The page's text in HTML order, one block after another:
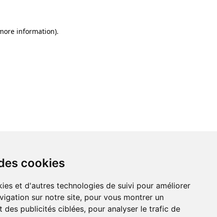
cookies
et d'autres technologies de suivi pour améliorer
sur notre site, pour vous montrer un
des publicités ciblées, pour analyser le trafic de
information).